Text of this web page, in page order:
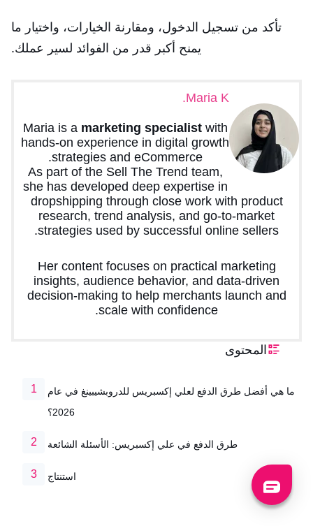
تأكد من تسجيل الدخول، ومقارنة الخيارات، واختيار ما
يمنح أكبر قدر من الفوائد لسير عملك.
Maria K.
Maria is a marketing specialistwith
hands-on experience in digital growth
strategies and eCommerce.
As part of the Sell The Trend team,
she has developed deep expertise in
dropshipping through close work with product
research, trend analysis, and go-to-market
strategies used by successful online sellers.
Her content focuses on practical marketing
insights, audience behavior, and data-driven
decision-making to help merchants launch and
scale with confidence.
المحتوى
ما هي أفضل طرق الدفع لعلي إكسبريس للدروبشيبينغ في عام
2026؟
طرق الدفع في علي إكسبريس: الأسئلة الشائعة
استنتاج